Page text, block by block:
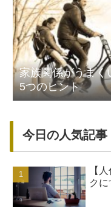
家族関係がうま
5つのヒント
今日の人気記
【
ク